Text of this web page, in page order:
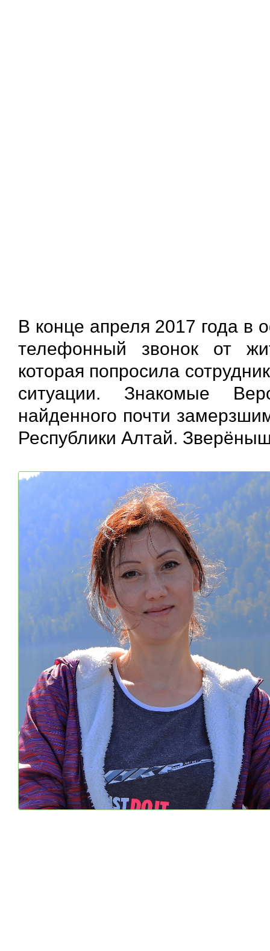
В конце апреля 2017 года в
телефонный звонок от
которая попросила
ситуации. Знакомые
найденного почти
Республики Алтай.